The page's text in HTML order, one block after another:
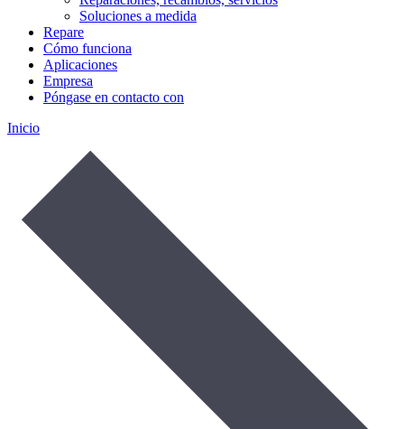
Soluciones a medida
Repare
Cómo funciona
Aplicaciones
Empresa
Póngase en contacto con
Inicio